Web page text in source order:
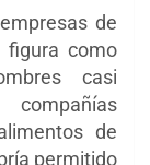
de
figura como
casi
de
permitido